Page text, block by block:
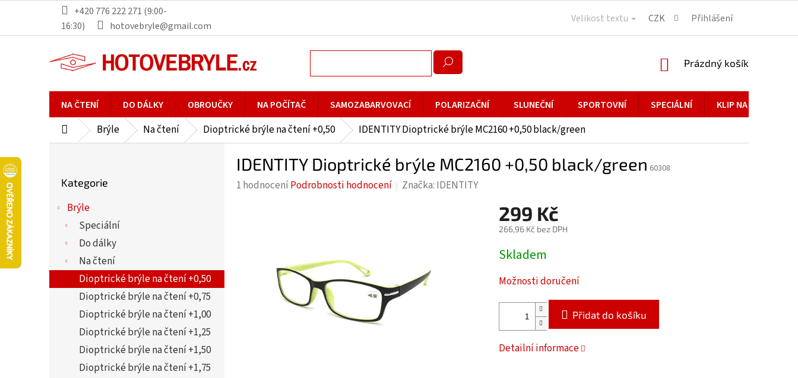
obsah
+420 776 222 271 (9:00-
16:30)
hotovebryle@gmail.com
Velikost textu CZK Přihlášení
NÁKUPNÍ
Prázdný košík
NA ČTENÍ DO DÁLKY OBROUČKY NA POČÍTAČ SAMOZABARVOVACÍ POLARIZAČNÍ SLUNEČNÍ SPORTOVNÍ SPECIÁLNÍ KLIP NA BRÝLE
DomůBrýle Na čtení Dioptrické brýle na čtení +0,50 IDENTITY Dioptrické brýle MC2160 +0,50 black/green
í
kategorie
Kategorie
Brýle
Speciální
Do dálky
Na čtení
Dioptrické brýle na čtení +0,50
Dioptrické brýle na čtení +0,75
Dioptrické brýle na čtení +1,00
Dioptrické brýle na čtení +1,25
Dioptrické brýle na čtení +1,50
Dioptrické brýle na čtení +1,75
IDENTITY Dioptrické brýle MC2160 +0,50 black/green 60308
Průměrné
hvězdiček.
1 hodnoceníPodrobnosti hodnocení Značka: IDENTITY
299 Kč
266,96 Kč bez DPH
Měrná
cena:
Skladem
Možnosti doručení
Přidat do košíku
Detailní informace